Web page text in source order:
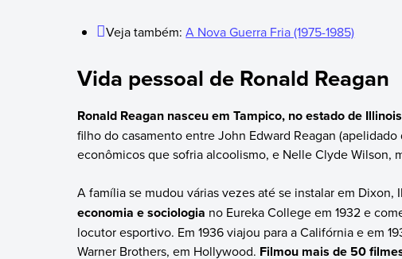
Veja também:A Nova Guerra Fria (1975-1985)
Vida pessoal de Ronald Reagan
Ronald Reagan nasceu em Tampico, no estado de
filho do casamento entre John Edward Reagan
econômicos que sofria alcoolismo, e Nelle Clyde Wilson,
A família se mudou várias vezes até se instalar em Dixon,
economia e sociologia no Eureka College em 1932 e
locutor esportivo. Em 1936 viajou para a Califórnia e em
Warner Brothers, em Hollywood. Filmou mais de 50